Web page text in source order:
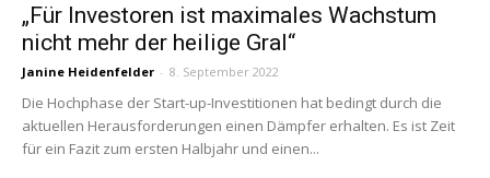
„Für Investoren ist maximales Wachstum
nicht mehr der heilige Gral“
Janine Heidenfelder - 8. September 2022
Die Hochphase der Start-up-Investitionen hat bedingt durch die
aktuellen Herausforderungen einen Dämpfer erhalten. Es ist Zeit
für ein Fazit zum ersten Halbjahr und einen...